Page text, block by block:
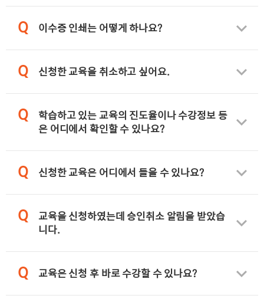
Q 이수증 인쇄는 어떻게 하나요?
Q 신청한 교육을 취소하고 싶어요.
Q
학습하고 있는 교육의 진도율이나 수강정보 등
은 어디에서 확인할 수 있나요?
Q 신청한 교육은 어디에서 들을 수 있나요?
Q
교육을 신청하였는데 승인취소 알림을 받았습
니다.
Q 교육은 신청 후 바로 수강할 수 있나요?